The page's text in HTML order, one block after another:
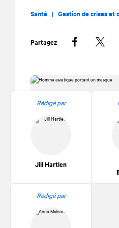
Santé | Gestion de crises
Partagez
Rédigé par
Jill Hartlen
Rédigé par